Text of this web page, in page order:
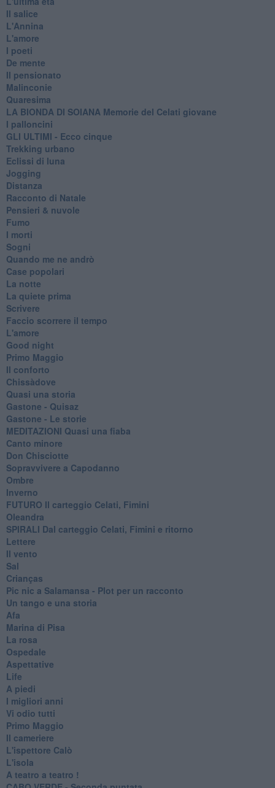
Il salice
L'Annina
L'amore
I poeti
De mente
Il pensionato
Malinconie
Quaresima
LA BIONDA DI SOIANA Memorie del Celati giovane
I palloncini
GLI ULTIMI - Ecco cinque
Trekking urbano
Eclissi di luna
Jogging
Distanza
Racconto di Natale
Pensieri & nuvole
Fumo
I morti
Sogni
Quando me ne andrò
Case popolari
La notte
La quiete prima
Scrivere
Faccio scorrere il tempo
L'amore
Good night
Primo Maggio
Il conforto
Chissàdove
Quasi una storia
Gastone - Quisaz
Gastone - Le storie
MEDITAZIONI Quasi una fiaba
Canto minore
Don Chisciotte
Sopravvivere a Capodanno
Ombre
Inverno
FUTURO Il carteggio Celati, Fimini
Oleandra
SPIRALI Dal carteggio Celati, Fimini e ritorno
Lettere
Il vento
Sal
Crianças
Pic nic a Salamansa - Plot per un racconto
Un tango e una storia
Afa
Marina di Pisa
La rosa
Ospedale
Aspettative
Life
A piedi
I migliori anni
Vi odio tutti
Primo Maggio
Il cameriere
L'ispettore Calò
L'isola
A teatro a teatro !